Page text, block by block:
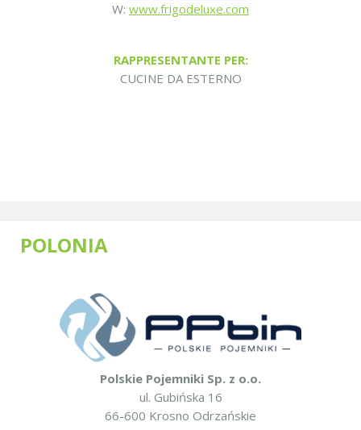
W: www.frigodeluxe.com
RAPPRESENTANTE PER:
CUCINE DA ESTERNO
POLONIA
Polskie Pojemniki Sp. z o.o.
ul. Gubińska 16
66-600 Krosno Odrzańskie